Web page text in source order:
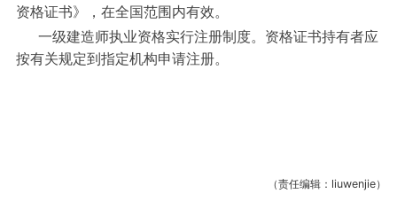
资格证书》，在全国范围内有效。
一级建造师执业资格实行注册制度。资格证书持有者应
按有关规定到指定机构申请注册。
（责任编辑：liuwenjie）